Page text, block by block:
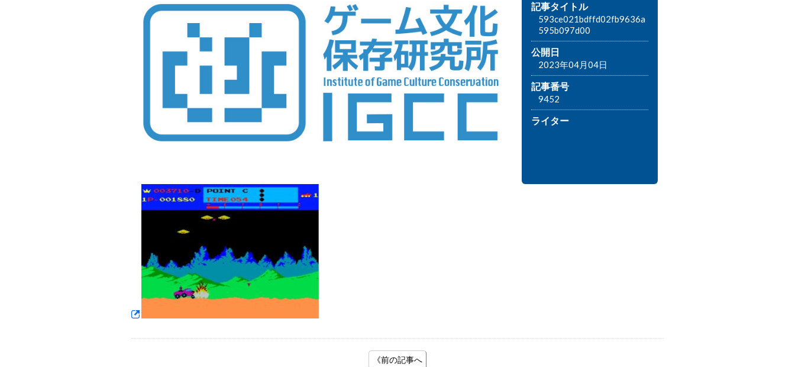
記事タイトル
593ce021bdffd02fb9636a
595b097d00
公開日
2023年04月04日
記事番号
9452
ライター
《前の記事へ